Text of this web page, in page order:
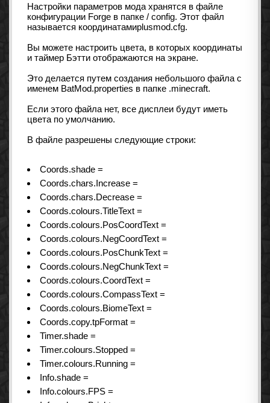
Настройки параметров мода хранятся в файле
конфигурации Forge в папке / config. Этот файл
называется координатамиplusmod.cfg.
Вы можете настроить цвета, в которых координаты
и таймер Бэтти отображаются на экране.
Это делается путем создания небольшого файла с
именем BatMod.properties в папке .minecraft.
Если этого файла нет, все дисплеи будут иметь
цвета по умолчанию.
В файле разрешены следующие строки:
Coords.shade =
Coords.chars.Increase =
Coords.chars.Decrease =
Coords.colours.TitleText =
Coords.colours.PosCoordText =
Coords.colours.NegCoordText =
Coords.colours.PosChunkText =
Coords.colours.NegChunkText =
Coords.colours.CoordText =
Coords.colours.CompassText =
Coords.colours.BiomeText =
Coords.copy.tpFormat =
Timer.shade =
Timer.colours.Stopped =
Timer.colours.Running =
Info.shade =
Info.colours.FPS =